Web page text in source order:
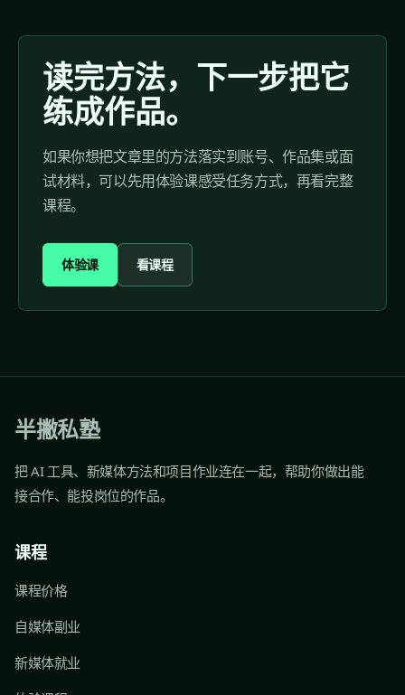
读完方法，下一步把它
练成作品。
如果你想把文章里的方法落实到账号、作品集或面
试材料，可以先用体验课感受任务方式，再看完整
课程。
体验课 看课程
半撇私塾
把 AI 工具、新媒体方法和项目作业连在一起，帮助你做出能
接合作、能投岗位的作品。
课程
课程价格
自媒体副业
新媒体就业